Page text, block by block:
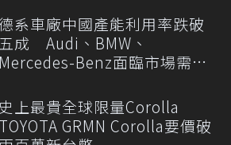
系車廠中國產能利用率跌破
五成 Audi、BMW、
Mercedes-Benz面臨市場需求
史上最貴全球限量Corolla
TOYOTA GRMN Corolla要價破